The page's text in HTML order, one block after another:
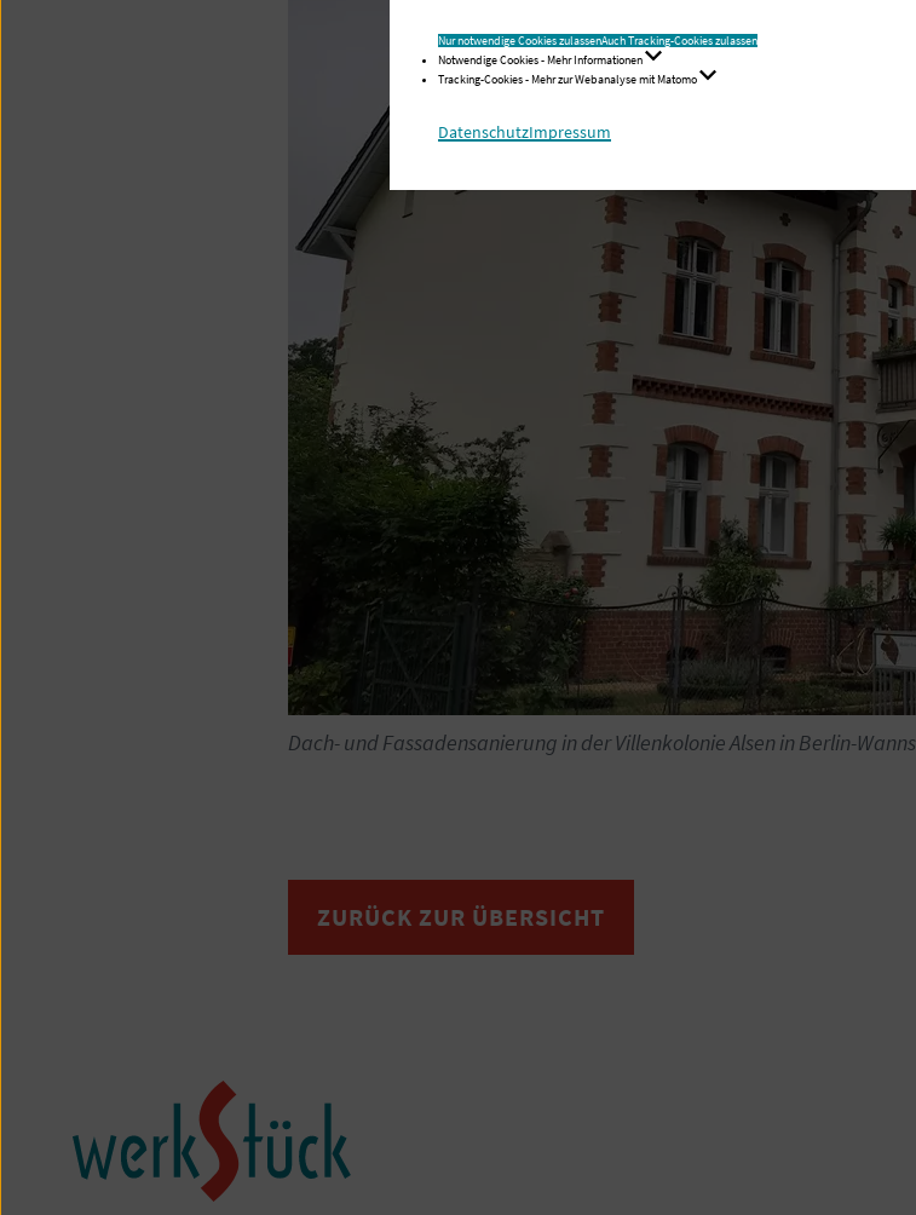
Dach- und Fassadensanierung in der Villenkolonie Alsen in Berlin-
ZURÜCK ZUR ÜBERSICHT
Nur notwendige Cookies zulassenAuch Tracking-Cookies zulassen
Notwendige Cookies - Mehr Informationen
Tracking-Cookies - Mehr zur Webanalyse mit Matomo
DatenschutzImpressum